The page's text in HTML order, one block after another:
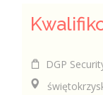
DGP